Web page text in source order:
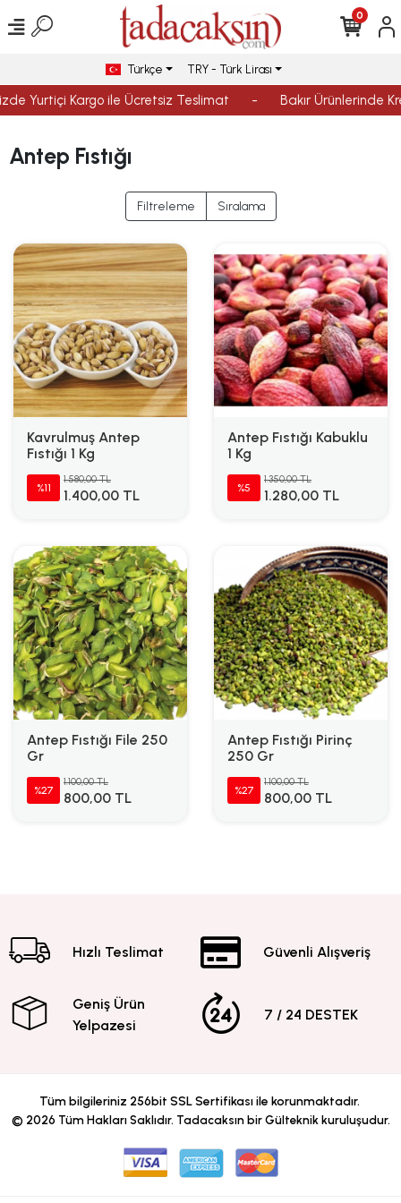
Yurtiçi Kargo ile Ücretsiz Teslimat - Bakır Ürünlerinde
0
Türkçe TRY - Türk Lirası
Antep Fıstığı
Filtreleme Sıralama
Kavrulmuş Antep
Fıstığı 1 Kg
%11
1.580,00 TL
1.400,00 TL
Antep Fıstığı Kabuklu
1 Kg
%5
1.350,00 TL
1.280,00 TL
Antep Fıstığı File 250
Gr
%27
1.100,00 TL
800,00 TL
Antep Fıstığı Pirinç
250 Gr
%27
1.100,00 TL
800,00 TL
Hızlı Teslimat Güvenli Alışveriş
Geniş Ürün
Yelpazesi
7 / 24 DESTEK
Tüm bilgileriniz 256bit SSL Sertifikası ile korunmaktadır.
© 2026 Tüm Hakları Saklıdır. Tadacaksın bir Gülteknik kuruluşudur.